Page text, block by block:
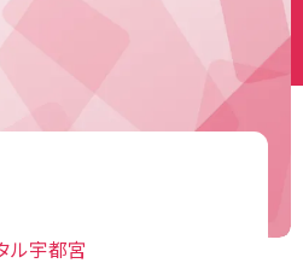
ル宇都宮